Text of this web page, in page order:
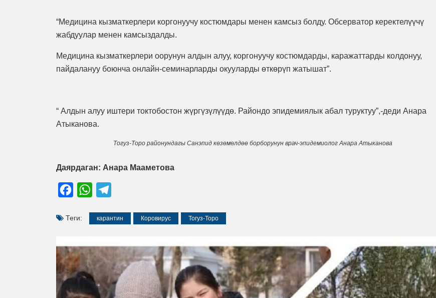
“Медицина кызматкерлери коргонуучу костюмдары менен камсыз болду. Обсерватор керектелүүчү
жабдуулар менен камсыздалды.
Медицина кызматкерлери оорунун алдын алуу, коргонуучу костюмдарды, каражаттарды колдонуу,
пайдалануу боюнча онлайн-семинарларды окууларды өткөрүп жатышат”.
“ Алдын алуу иштери токтобостон жүргүзүлүүдө. Райондо эпидемиялык абал туруктуу”,-деди Анара
Атыканова.
Тогуз-Торо районундагы Санэпид көзөмөлдөө борборунун врач-эпидемиолог Анара Атыканова
Даярдаган: Анара Мааметова
FacebookWhatsApp
Теги: карантин Коровирус Тогуз-Торо